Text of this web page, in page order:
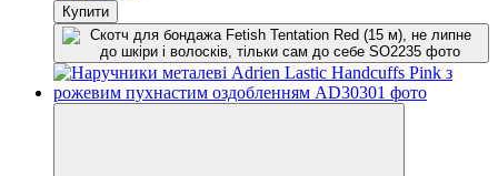
Купити